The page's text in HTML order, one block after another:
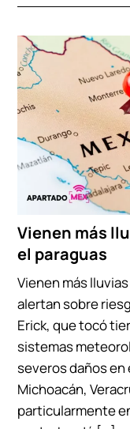
Vienen más
el paraguas
Vienen más
alertan sobre
Erick, que tocó
sistemas
severos daños en
Michoacán,
particularmente